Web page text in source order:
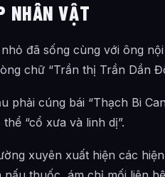
NHÂN VẬT
đã sống cùng với ông
chữ “Trần thị Trần Dần
phải cúng bái “Thạch Bi
“cổ xưa và linh dị”.
xuyên xuất hiện các